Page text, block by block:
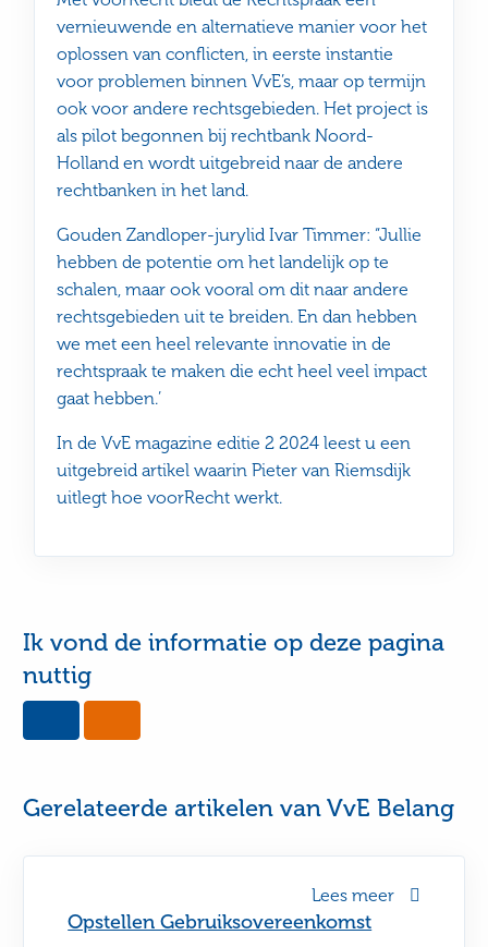
vernieuwende en alternatieve manier voor het
oplossen van conflicten, in eerste instantie
voor problemen binnen VvE’s, maar op termijn
ook voor andere rechtsgebieden. Het project is
als pilot begonnen bij rechtbank Noord-
Holland en wordt uitgebreid naar de andere
rechtbanken in het land.
Gouden Zandloper-jurylid Ivar Timmer: “Jullie
hebben de potentie om het landelijk op te
schalen, maar ook vooral om dit naar andere
rechtsgebieden uit te breiden. En dan hebben
we met een heel relevante innovatie in de
rechtspraak te maken die echt heel veel impact
gaat hebben.’
In de VvE magazine editie 2 2024 leest u een
uitgebreid artikel waarin Pieter van Riemsdijk
uitlegt hoe voorRecht werkt.
Ik vond de informatie op deze pagina
nuttig
this
this
useful
Gerelateerde artikelen van VvE Belang
Opstellen Gebruiksovereenkomst
Lees meer